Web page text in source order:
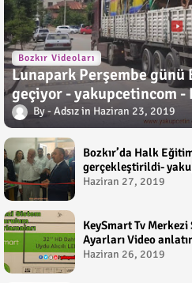
Bozkır Videoları
Lunapark Perşembe günü
geçiyor - yakupcetincom
Adsız Haziran 23, 2019
Bozkır’da Halk
gerçekleştirildi-
Haziran 27, 2019
KeySmart Tv
Ayarları Video
Çetin
Haziran 26, 2019